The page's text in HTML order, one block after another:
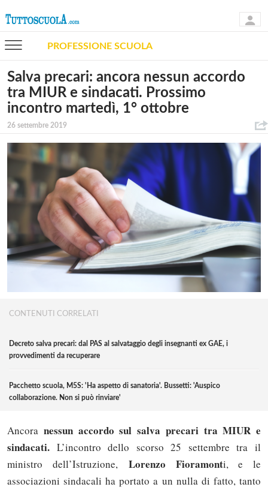
PROFESSIONE SCUOLA
Salva precari: ancora nessun accordo
tra MIUR e sindacati. Prossimo
incontro martedì, 1° ottobre
26 settembre 2019
CONTENUTI CORRELATI
Decreto salva precari: dal PAS al salvataggio degli insegnanti ex GAE, i
provvedimenti da recuperare
Pacchetto scuola, M5S: 'Ha aspetto di sanatoria'. Bussetti: 'Auspico
collaborazione. Non si può rinviare'
Ancora nessun accordo sul salva precari tra MIUR e
sindacati. L’incontro dello scorso 25 settembre tra il
ministro dell’Istruzione,Lorenzo Fioramonti, e le
associazioni sindacali ha portato a un nulla di fatto, tanto